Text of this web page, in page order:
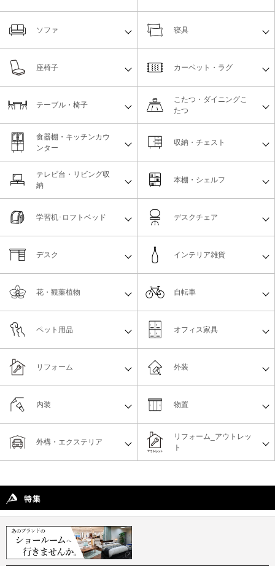
ソファ 寝具
座椅子 カーペット・ラグ
テーブル・椅子
こたつ・ダイニングこ
たつ
食器棚・キッチンカウ
ンター
収納・チェスト
テレビ台・リビング収
納
本棚・シェルフ
学習机･ロフトベッド デスクチェア
デスク インテリア雑貨
花・観葉植物 自転車
ペット用品 オフィス家具
リフォーム
リフォーム_アウトレッ
ト
物置
外構・エクステリア
外装
内装